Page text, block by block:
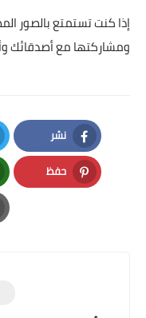
إذا كنت تستمتع بالصور
ومشاركتها مع أصدقائك
نشر
Facebook
حفظ
Pinterest